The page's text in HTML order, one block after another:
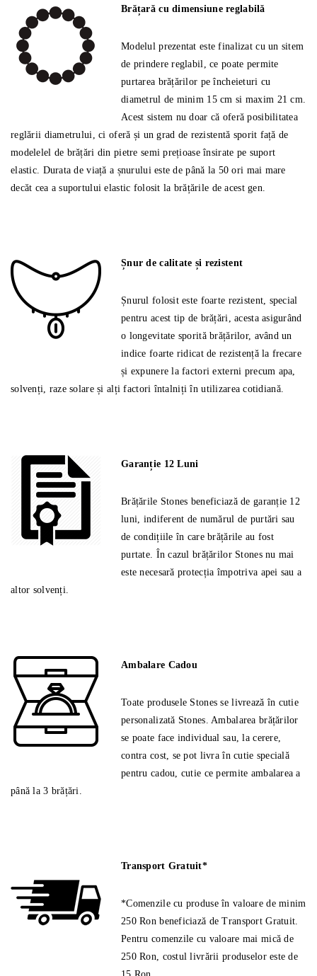
Brățară cu dimensiune reglabilă
Modelul prezentat este finalizat cu un sitem
de prindere reglabil, ce poate permite
purtarea brățărilor pe încheieturi cu
diametrul de minim 15 cm si maxim 21 cm.
Acest sistem nu doar că oferă posibilitatea
reglării diametrului, ci oferă și un grad de rezistentă sporit față de
modelelel de brățări din pietre semi prețioase însirate pe suport
elastic. Durata de viață a șnurului este de până la 50 ori mai mare
decăt cea a suportului elastic folosit la brățările de acest gen.
Șnur de calitate și rezistent
Șnurul folosit este foarte rezistent, special
pentru acest tip de brățări, acesta asigurând
o longevitate sporită brățărilor, având un
indice foarte ridicat de rezistență la frecare
și expunere la factori externi precum apa,
solvenți, raze solare și alți factori întalniți în utilizarea cotidiană.
Garanție 12 Luni
Brățările Stones beneficiază de garanție 12
luni, indiferent de numărul de purtări sau
de condițiile în care brățările au fost
purtate. În cazul brățărilor Stones nu mai
este necesară protecția împotriva apei sau a
altor solvenți.
Ambalare Cadou
Toate produsele Stones se livrează în cutie
personalizată Stones. Ambalarea brățărilor
se poate face individual sau, la cerere,
contra cost, se pot livra în cutie specială
pentru cadou, cutie ce permite ambalarea a
până la 3 brățări.
Transport Gratuit*
*Comenzile cu produse în valoare de minim
250 Ron beneficiază de Transport Gratuit.
Pentru comenzile cu valoare mai mică de
250 Ron, costul livrării produselor este de